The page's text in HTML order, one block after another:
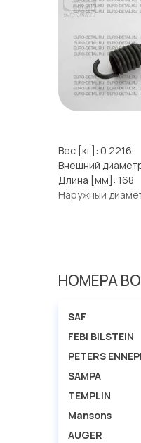
Вес [кг]: 0.2216
Внешний
Длина [мм]: 168
Наружный
НОМЕРА
SAF
FEBI BILSTEIN
PETERS
SAMPA
TEMPLIN
Mansons
AUGER